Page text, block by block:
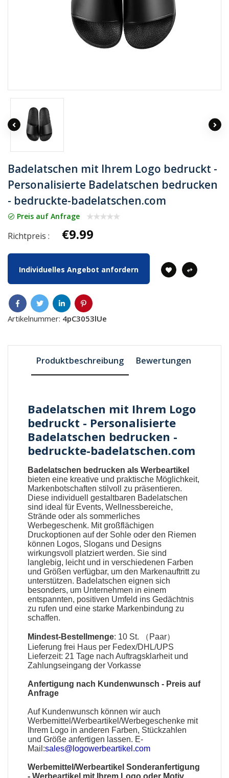
Badelatschen mit Ihrem Logo bedruckt -
Personalisierte Badelatschen bedrucken
- bedruckte-badelatschen.com
Preis auf Anfrage
Richtpreis : €9.99
Individuelles Angebot anfordern
Artikelnummer: 4pC3053lUe
Produktbeschreibung Bewertungen
Badelatschen mit Ihrem Logo
bedruckt - Personalisierte
Badelatschen bedrucken -
bedruckte-badelatschen.com
Badelatschen bedrucken als Werbeartikel
bieten eine kreative und praktische Möglichkeit,
Markenbotschaften stilvoll zu präsentieren.
Diese individuell gestaltbaren Badelatschen
sind ideal für Events, Wellnessbereiche,
Strände oder als sommerliches
Werbegeschenk. Mit großflächigen
Druckoptionen auf der Sohle oder den Riemen
können Logos, Slogans und Designs
wirkungsvoll platziert werden. Sie sind
langlebig, leicht und in verschiedenen Farben
und Größen verfügbar, um den Markenauftritt zu
unterstützen. Badelatschen eignen sich
besonders, um Unternehmen in einem
entspannten, positiven Umfeld ins Gedächtnis
zu rufen und eine starke Markenbindung zu
schaffen.
Mindest-Bestellmenge: 10 St. （Paar）
Lieferung frei Haus per Fedex/DHL/UPS
Lieferzeit: 21 Tage nach Auftragsklarheit und
Zahlungseingang der Vorkasse
Anfertigung nach Kundenwunsch - Preis auf
Anfrage
Auf Kundenwunsch können wir auch
Werbemittel/Werbeartikel/Werbegeschenke mit
Ihrem Logo in anderen Farben, Stückzahlen
und Größe anfertigen lassen. E-
Mail:sales@logowerbeartikel.com
Werbemittel/Werbeartikel Sonderanfertigung
-Werbeartikel mit Ihrem Logo oder Motiv